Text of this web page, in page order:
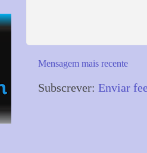
Mensagem mais recente
Subscrever: Enviar